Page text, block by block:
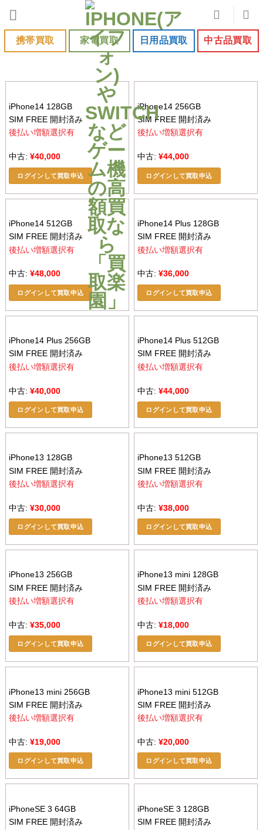
content携帯買取 家電買取 日用品買取 中古品買取
iPhone14 128GB
SIM FREE 開封済み
後払い増額選択有
中古: ¥40,000
ログインして買取申込
iPhone14 256GB
SIM FREE 開封済み
後払い増額選択有
中古: ¥44,000
ログインして買取申込
iPhone14 512GB
SIM FREE 開封済み
後払い増額選択有
中古: ¥48,000
ログインして買取申込
iPhone14 Plus 128GB
SIM FREE 開封済み
後払い増額選択有
中古: ¥36,000
ログインして買取申込
iPhone14 Plus 256GB
SIM FREE 開封済み
後払い増額選択有
中古: ¥40,000
ログインして買取申込
iPhone14 Plus 512GB
SIM FREE 開封済み
後払い増額選択有
中古: ¥44,000
ログインして買取申込
iPhone13 128GB
SIM FREE 開封済み
後払い増額選択有
中古: ¥30,000
ログインして買取申込
iPhone13 512GB
SIM FREE 開封済み
後払い増額選択有
中古: ¥38,000
ログインして買取申込
iPhone13 256GB
SIM FREE 開封済み
後払い増額選択有
中古: ¥35,000
ログインして買取申込
iPhone13 mini 128GB
SIM FREE 開封済み
後払い増額選択有
中古: ¥18,000
ログインして買取申込
iPhone13 mini 256GB
SIM FREE 開封済み
後払い増額選択有
中古: ¥19,000
ログインして買取申込
iPhone13 mini 512GB
SIM FREE 開封済み
後払い増額選択有
中古: ¥20,000
ログインして買取申込
iPhoneSE 3 64GB
SIM FREE 開封済み
iPhoneSE 3 128GB
SIM FREE 開封済み